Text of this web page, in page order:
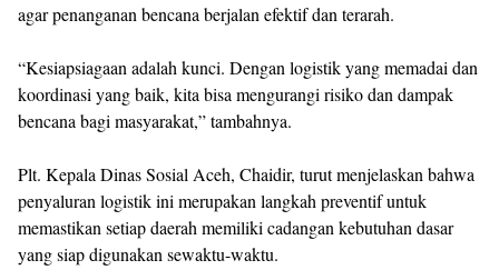
agar penanganan bencana berjalan efektif dan terarah.
“Kesiapsiagaan adalah kunci. Dengan logistik yang memadai dan
koordinasi yang baik, kita bisa mengurangi risiko dan dampak
bencana bagi masyarakat,” tambahnya.
Plt. Kepala Dinas Sosial Aceh, Chaidir, turut menjelaskan bahwa
penyaluran logistik ini merupakan langkah preventif untuk
memastikan setiap daerah memiliki cadangan kebutuhan dasar
yang siap digunakan sewaktu-waktu.